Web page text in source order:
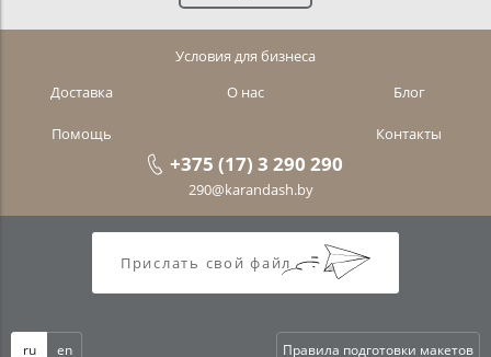
Условия для бизнеса
Доставка
О нас Блог
Помощь Контакты
+375 (17) 3 290 290
290@karandash.by
Прислать свой файл
ru en Правила подготовки макетов